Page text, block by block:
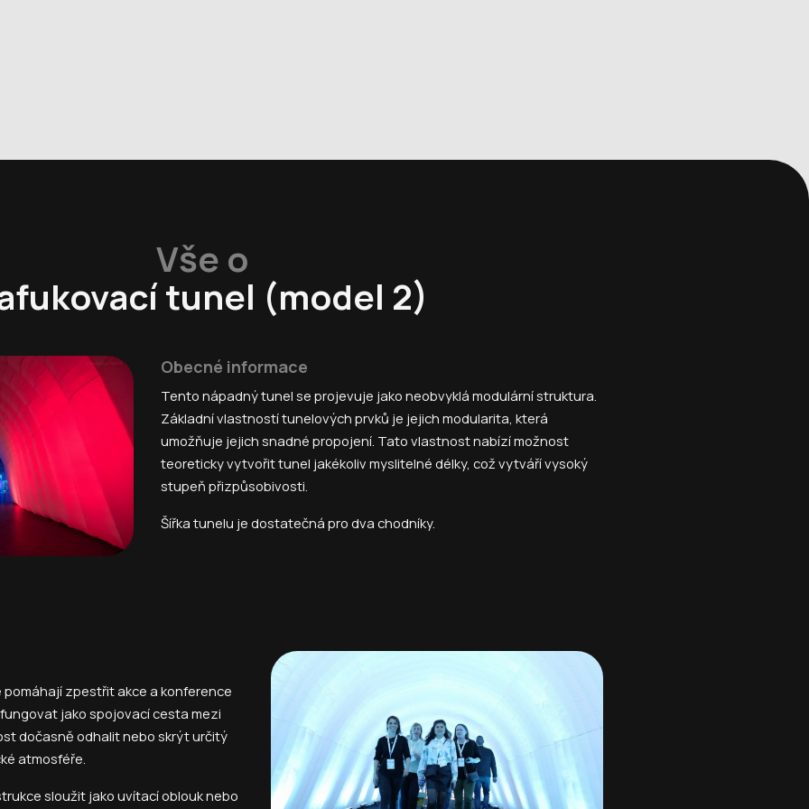
Vše o
tunel (model 2)
Obecné informace
Tento nápadný tunel se projevuje jako neobvyklá modulární struktura.
Základní vlastností tunelových prvků je jejich modularita, která
umožňuje jejich snadné propojení. Tato vlastnost nabízí možnost
teoreticky vytvořit tunel jakékoliv myslitelné délky, což vytváří vysoký
stupeň přizpůsobivosti.
Šířka tunelu je dostatečná pro dva chodníky.
zpestřit akce a konference
jako spojovací cesta mezi
dočasně odhalit nebo skrýt určitý
atmosféře.
sloužit jako uvítací oblouk nebo